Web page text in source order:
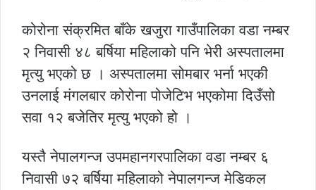
कोरोना संक्रमित बाँके खजुरा गाउँपालिका वडा नम्बर
२ निवासी ४८ बर्षिया महिलाको पनि भेरी अस्पतालमा
मृत्यु भएको छ । अस्पतालमा सोमबार भर्ना भएकी
उनलाई मंगलबार कोरोना पोजेटिभ भएकोमा दिउँसो
सवा १२ बजेतिर मृत्यु भएको हो ।
यस्तै नेपालगन्ज उपमहानगरपालिका वडा नम्बर ६
निवासी ७२ बर्षिया महिलाको नेपालगन्ज मेडिकल